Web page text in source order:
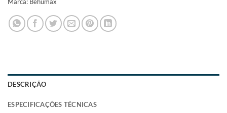
DESCRIÇÃO
ESPECIFICAÇÕES TÉCNICAS